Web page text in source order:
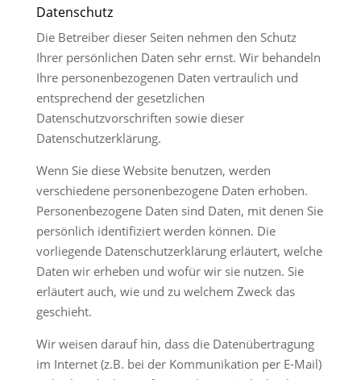
Datenschutz
Die Betreiber dieser Seiten nehmen den Schutz
Ihrer persönlichen Daten sehr ernst. Wir behandeln
Ihre personenbezogenen Daten vertraulich und
entsprechend der gesetzlichen
Datenschutzvorschriften sowie dieser
Datenschutzerklärung.
Wenn Sie diese Website benutzen, werden
verschiedene personenbezogene Daten erhoben.
Personenbezogene Daten sind Daten, mit denen Sie
persönlich identifiziert werden können. Die
vorliegende Datenschutzerklärung erläutert, welche
Daten wir erheben und wofür wir sie nutzen. Sie
erläutert auch, wie und zu welchem Zweck das
geschieht.
Wir weisen darauf hin, dass die Datenübertragung
im Internet (z.B. bei der Kommunikation per E-Mail)